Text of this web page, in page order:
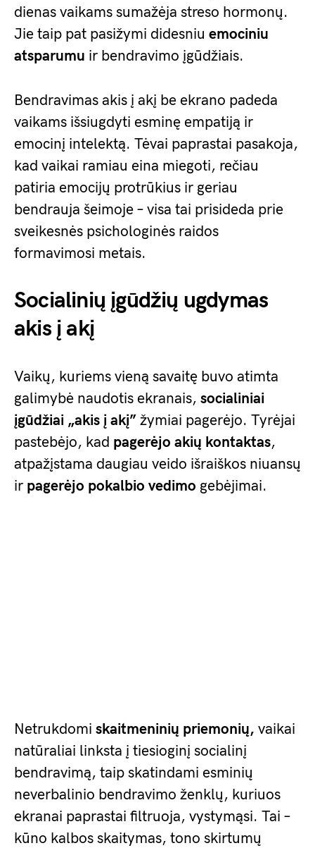
dienas vaikams sumažėja streso hormonų.
Jie taip pat pasižymi didesniu emociniu
atsparumu ir bendravimo įgūdžiais.
Bendravimas akis į akį be ekrano padeda
vaikams išsiugdyti esminę empatiją ir
emocinį intelektą. Tėvai paprastai pasakoja,
kad vaikai ramiau eina miegoti, rečiau
patiria emocijų protrūkius ir geriau
bendrauja šeimoje – visa tai prisideda prie
sveikesnės psichologinės raidos
formavimosi metais.
Socialinių įgūdžių ugdymas
akis į akį
Vaikų, kuriems vieną savaitę buvo atimta
galimybė naudotis ekranais, socialiniai
įgūdžiai „akis į akį” žymiai pagerėjo. Tyrėjai
pastebėjo, kad pagerėjo akių kontaktas,
atpažįstama daugiau veido išraiškos niuansų
ir pagerėjo pokalbio vedimo gebėjimai.
Netrukdomi skaitmeninių priemonių, vaikai
natūraliai linksta į tiesioginį socialinį
bendravimą, taip skatindami esminių
neverbalinio bendravimo ženklų, kuriuos
ekranai paprastai filtruoja, vystymąsi. Tai –
kūno kalbos skaitymas, tono skirtumų